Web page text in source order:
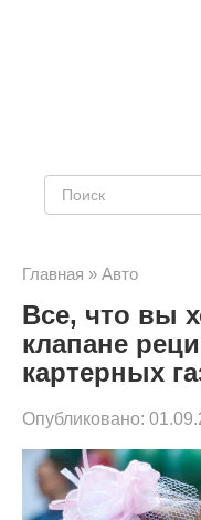
Главная » Авто
Все, что вы
клапане
картерных
Опубликовано: